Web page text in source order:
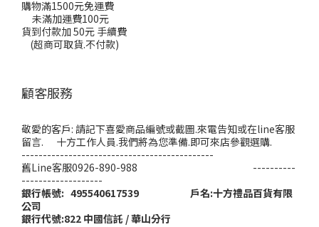
購物滿1500元免運費
未滿加運費100元
貨到付款加 50元 手續費
(超商可取貨.不付款)
顧客服務
敬愛的客戶: 請記下喜愛商品編號或截圖.來電告知或在line客服
留言. 十方工作人員.我們將為您準備.即可來店參觀選購.
---------------------------------------------
舊Line客服0926-890-988 ----------
-------------------
銀行帳號: 495540617539 戶名:十方禮品百貨有限
公司
銀行代號:822 中國信託 / 華山分行